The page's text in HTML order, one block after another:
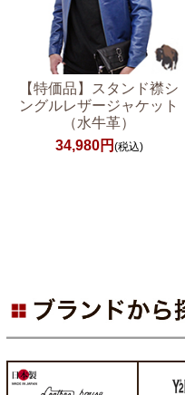
【特価品】スタンド襟シ
ングルレザージャケット
（水牛革）
34,980円 (税込)